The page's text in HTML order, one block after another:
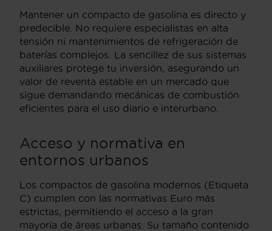
Mantener un compacto de gasolina es directo y
predecible. No requiere especialistas en alta
tensión ni mantenimientos de refrigeración de
baterías complejos. La sencillez de sus sistemas
auxiliares protege tu inversión, asegurando un
valor de reventa estable en un mercado que
sigue demandando mecánicas de combustión
eficientes para el uso diario e interurbano.
Acceso y normativa en
entornos urbanos
Los compactos de gasolina modernos (Etiqueta
C) cumplen con las normativas Euro más
estrictas, permitiendo el acceso a la gran
mayoría de áreas urbanas. Su tamaño contenido